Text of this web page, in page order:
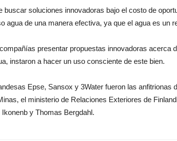
buscar soluciones innovadoras bajo el costo de
agua de una manera efectiva, ya que el agua es un
presentar propuestas innovadoras acerca
instaron a hacer un uso consciente de este bien.
Epse, Sansox y 3Water fueron las anfitrionas
el ministerio de Relaciones Exteriores de
y Thomas Bergdahl.